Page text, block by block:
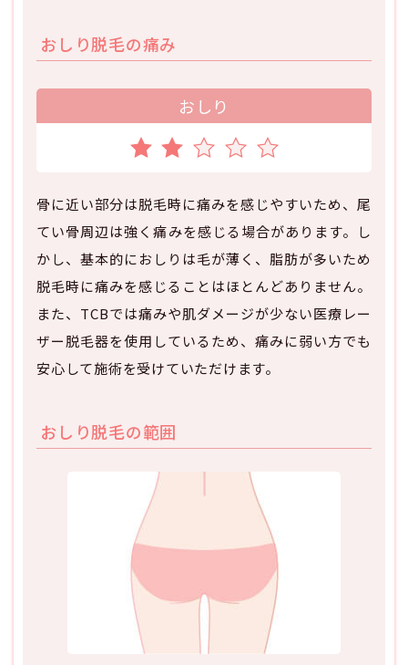
おしり脱毛の痛み
おしり
骨に近い部分は脱毛時に痛みを感じやすいため、尾
てい骨周辺は強く痛みを感じる場合があります。し
かし、基本的におしりは毛が薄く、脂肪が多いため
脱毛時に痛みを感じることはほとんどありません。
また、TCBでは痛みや肌ダメージが少ない医療レー
ザー脱毛器を使用しているため、痛みに弱い方でも
安心して施術を受けていただけます。
おしり脱毛の範囲